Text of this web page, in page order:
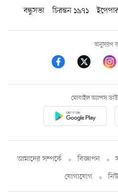
বন্ধুসভা
চিরন্তন ১৯৭১
অনুসরণ
মোবাইল অ্যাপস
আমাদের সম্পর্কে বিজ্ঞাপন
যোগাযোগ